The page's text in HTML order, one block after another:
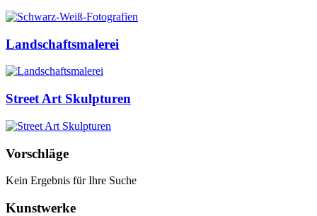
Landschaftsmalerei
Street Art Skulpturen
Vorschläge
Kein Ergebnis für Ihre Suche
Kunstwerke